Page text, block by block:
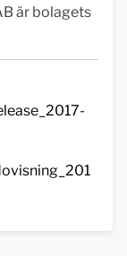
är bolagets